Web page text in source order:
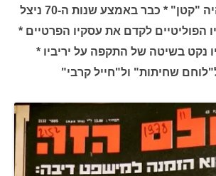
אולמרט עוד כשהיה "קטן" * כבר באמצע שנות ה-70 ניצל
הפוליטיים לקדם את עסקיו הפרטיים *
נקט בשיטה של התקפה על יריביו *
שחיתות" ול"חייל קרבי"